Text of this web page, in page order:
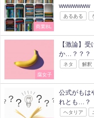
商業BL
wwwwwww
あるある
腐女子
【激論】
か…？？？
ネタ 解釈
公式がもは
れとも…？
ヘタリア